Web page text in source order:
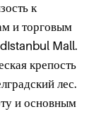
к
и торговым
Mall.
крепость
лес.
и основным